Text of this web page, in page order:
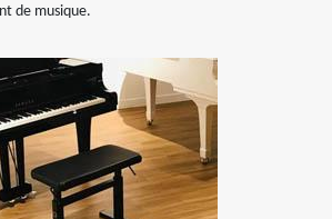
de musique.